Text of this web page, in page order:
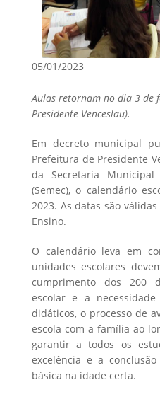
05/01/2023
Aulas retornam no dia 3 de
Presidente Venceslau).
Em decreto municipal
Prefeitura de Presidente
da Secretaria
(Semec), o calendário
2023. As datas são
Ensino.
O calendário leva em
unidades escolares
cumprimento dos 200
escolar e a
didáticos, o processo de
escola com a família ao
garantir a todos os
excelência e a
básica na idade certa.